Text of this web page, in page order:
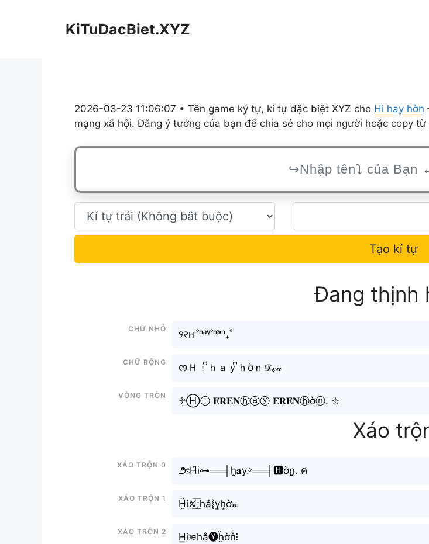
KiTuDacBiet.XYZ
2026-03-23 11:06:07 • Tên game ký tự, kí tự đặc biệt XYZ cho Hi hay hờn
mạng xã hội. Đăng ý tưởng của bạn để chia sẻ cho mọi người hoặc copy
Tạo kí tự
Đang thịnh
Chữ nhỏ
୨୧ʜⁱ˚ʰᵃʸ˚ʰᵒ̛̀ⁿ₊˚
Chữ rộng
ᰔＨｉᩚｈａｙᩚｈờｎ𝒟ℯ𝒶
Vòng tròn
♱Ⓗⓘ 𝐄𝐑𝐄𝐍ⓗⓐⓨ 𝐄𝐑𝐄𝐍ⓗờⓝ. ✮
Xáo
Xáo trộn 0
౨ৎH͆i⊶══╡h̫𝐚y༙══╡🅷ờn̤̮. ฅ
Xáo trộn 1
Ḧ̤i∿̸͟͞;ha͛⦚y̝h̝ờ𝓃
Xáo trộn 2
H͟͟i≋ha̐🅨ḧ̤ờn̊⫶